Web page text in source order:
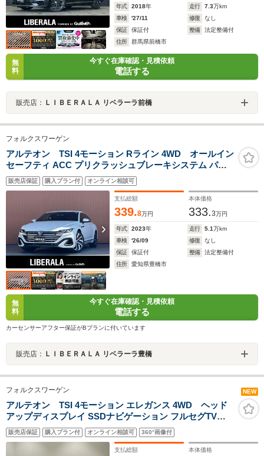
年式 2018年 走行 7.3万km
車検
'27/11 修復
なし
保証
保証付 整備
法定整備付
住所
群馬県前橋市
無
料
今すぐ在庫確認・見積依頼
電話する
販売店： ＬＩＢＥＲＡＬＡ リベラーラ前橋
フォルクスワーゲン
アルテオン TSI 4モーション Rライン 4WD オールイン
セーフティ ACC プリクラッシュブレーキシステム パー
クディスタンスコントロール Discover Pro LEDヘッドラ
イト パドルシフト シートヒー ター パワートランク 純正
ナビ Bluetooth 純正19インチAW
販売店保証 購入プラン付 オンライン相談可
支払総額
339.8万円
本体価格
333.3万円
年式 2023年 走行 5.1万km
車検
'26/09 修復
なし
保証
保証付 整備
法定整備付
住所
愛知県豊橋市
無
料
今すぐ在庫確認・見積依頼
電話する
カーセンサーアフター保証がBプランに付いています
販売店： ＬＩＢＥＲＡＬＡ リベラーラ豊橋
フォルクスワーゲン NEW
アルテオン TSI 4モーション エレガンス 4WD ヘッド
アップディスプレイ SSDナビゲーション フルセグTV
Bluetooth Apple CarPlay Android Auto オールインセー
フティ アダプティブクルーズコントロール アラウンドビ
ューカメラ フロントシートヒーター ドラレコ
販売店保証 購入プラン付 オンライン相談可 360°画像付
支払総額 本体価格